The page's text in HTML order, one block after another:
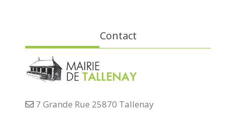
Contact
7 Grande Rue 25870 Tallenay